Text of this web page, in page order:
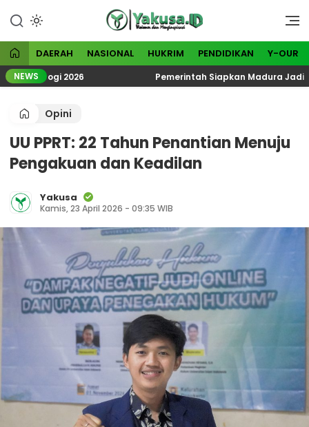
konten
Yakusa
Visioner dan Menginspirasi
DAERAH NASIONAL HUKRIM PENDIDIKAN Y-OUR
NEWS2026 Pemerintah Siapkan Madura Jadi
Opini
UU PPRT: 22 Tahun Penantian Menuju
Pengakuan dan Keadilan
Yakusa
Kamis, 23 April 2026 - 09:35 WIB